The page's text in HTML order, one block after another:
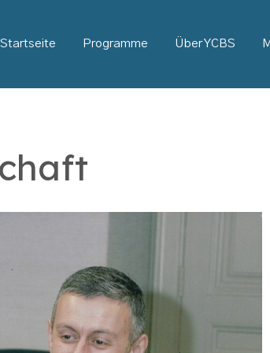
Startseite Programme Über YCBS